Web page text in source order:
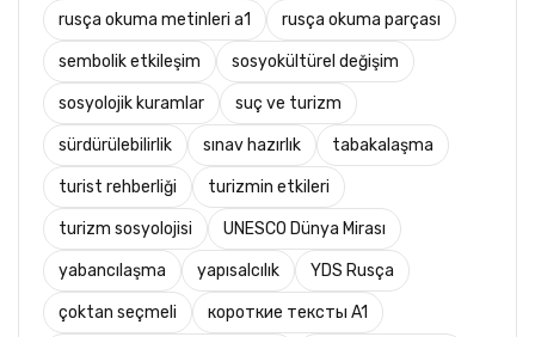
rusça okuma metinleri a1 rusça okuma parçası
sembolik etkileşim sosyokültürel değişim
sosyolojik kuramlar suç ve turizm
sürdürülebilirlik sınav hazırlık tabakalaşma
turist rehberliği turizmin etkileri
turizm sosyolojisi UNESCO Dünya Mirası
yabancılaşma yapısalcılık YDS Rusça
çoktan seçmeli короткие тексты A1